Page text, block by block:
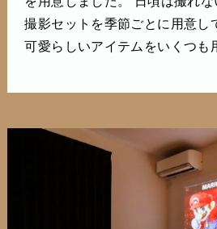
撮影セットを季節ごとに用意し
可愛らしいアイテムをいくつも